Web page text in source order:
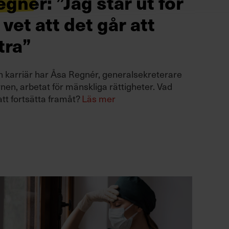
att det går att
karriär har Åsa Regnér, generalsekreterare
arbetat för mänskliga rättigheter. Vad
fortsätta framåt?Läs mer